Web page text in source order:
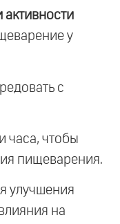
у
с
часа, чтобы
пищеварения.
улучшения
на